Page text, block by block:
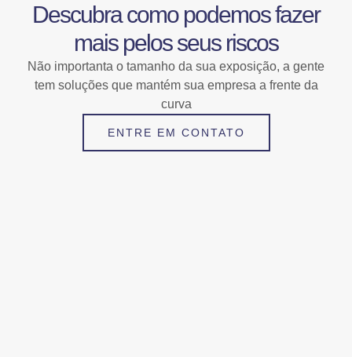
Descubra como podemos fazer
mais pelos seus riscos
Não importanta o tamanho da sua exposição, a gente
tem soluções que mantém sua empresa a frente da
curva
ENTRE EM CONTATO